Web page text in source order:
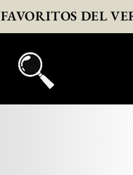
FAVORITOS DEL